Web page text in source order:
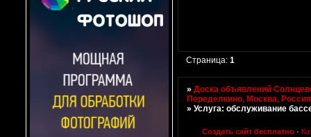
Страница:1
»Доска объявлений
Переделкино, Москва, Россия
»Услуга: обслуживание
Создать сайт бесплатно ·